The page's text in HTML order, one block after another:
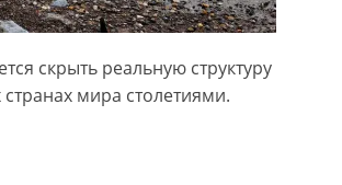
скрыть реальную структуру
мира столетиями.